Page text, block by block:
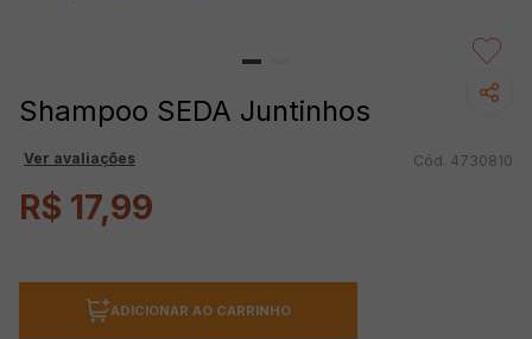
Shampoo SEDA Juntinhos
Ver avaliações 4730810
R$ 17,99
ADICIONAR AO CARRINHO